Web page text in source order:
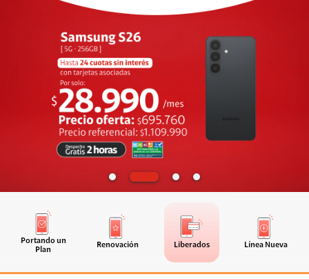
Portando un
Plan
Renovación Liberados Línea Nueva